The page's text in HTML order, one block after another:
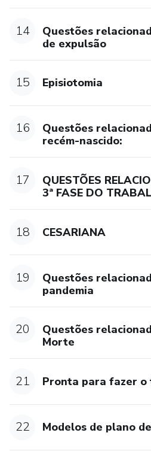
14
Questões
de expulsão
15 Episiotomia
16
Questões
recém-nascido:
17
QUESTÕES
3ª FASE DO
18 CESARIANA
19
Questões
pandemia
20
Questões
Morte
21 Pronta para fazer o
22 Modelos de plano